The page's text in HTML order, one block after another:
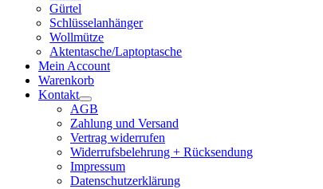
Gürtel
Schlüsselanhänger
Wollmütze
Aktentasche/Laptoptasche
Mein Account
Warenkorb
Kontakt
AGB
Zahlung und Versand
Vertrag widerrufen
Widerrufsbelehrung + Rücksendung
Impressum
Datenschutzerklärung